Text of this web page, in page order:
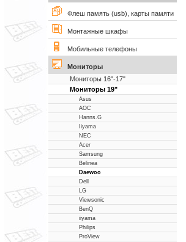
Флеш память (usb), карты памяти
Монтажные шкафы
Мобильные телефоны
Мониторы
Мониторы 16"-17"
Мониторы 19"
Asus
AOC
Hanns.G
Iiyama
NEC
Acer
Samsung
Belinea
Daewoo
Dell
LG
Viewsonic
BenQ
iiyama
Philips
ProView